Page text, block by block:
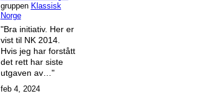
gruppen Klassisk
Norge
"Bra initiativ. Her er
vist til NK 2014.
Hvis jeg har forstått
det rett har siste
utgaven av…"
feb 4, 2024